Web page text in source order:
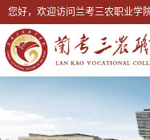
您好，欢迎访问兰考三农职业学院